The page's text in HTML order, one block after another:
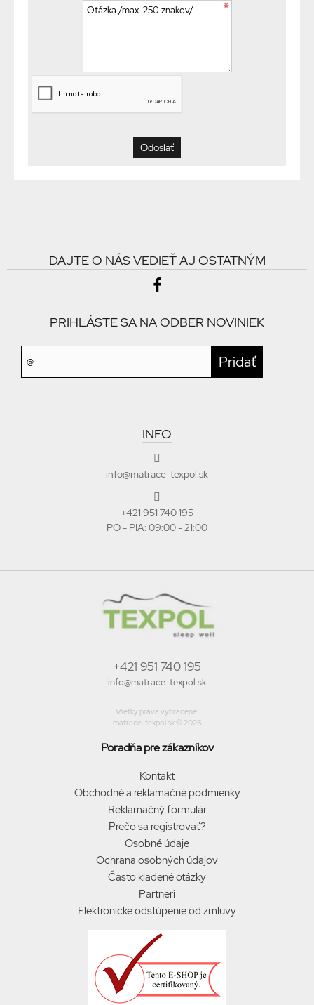
DAJTE O NÁS VEDIEŤ AJ OSTATNÝM
PRIHLÁSTE SA NA ODBER NOVINIEK
INFO
info@matrace-texpol.sk
+421 951 740 195
PO - PIA: 09:00 - 21:00
+421 951 740 195
info@matrace-texpol.sk
Všetky práva vyhradené.
matrace-texpol.sk © 2026
Poradňa pre zákazníkov
Kontakt
Obchodné a reklamačné podmienky
Reklamačný formulár
Prečo sa registrovať?
Osobné údaje
Ochrana osobných údajov
Často kladené otázky
Partneri
Elektronicke odstúpenie od zmluvy